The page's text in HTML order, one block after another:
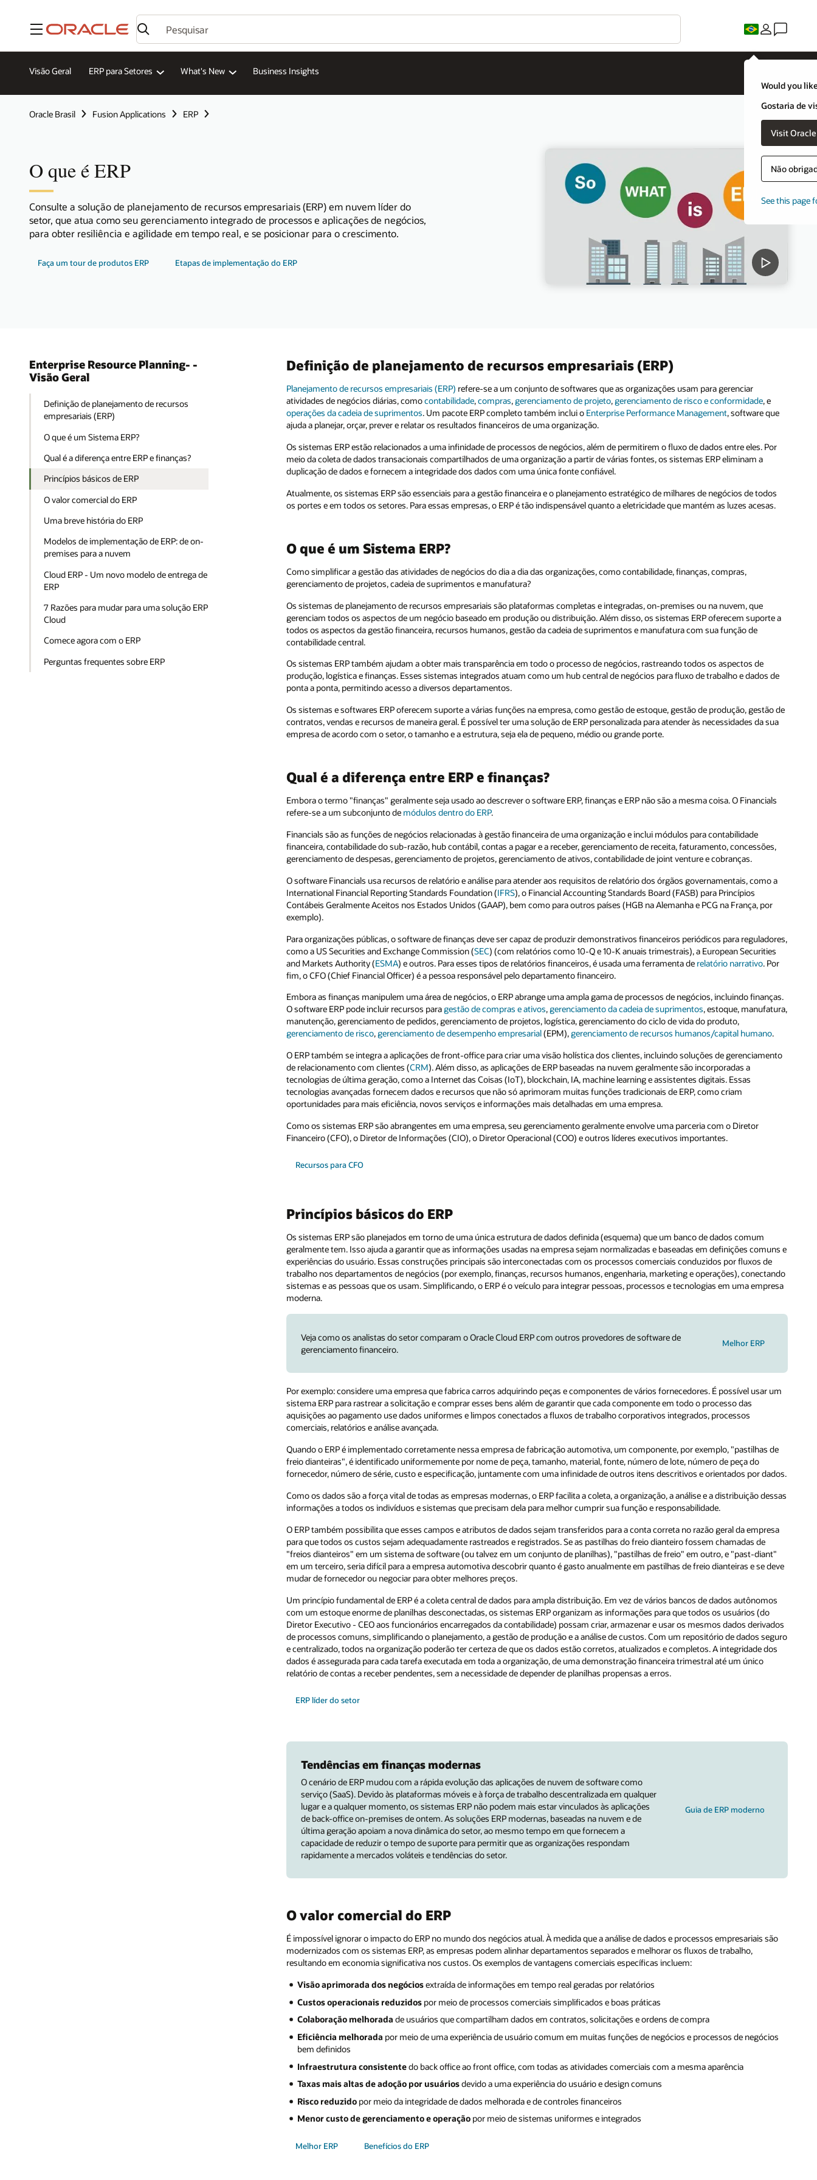
Menu
Would you
Gostaria de
Visit
Não
See this page
Visão Geral ERP para Setores What's New Business Insights
Oracle Brasil Fusion Applications ERP
O que é ERP
Consulte a solução de planejamento de recursos empresariais (ERP) em nuvem líder do
setor, que atua como seu gerenciamento integrado de processos e aplicações de negócios,
para obter resiliência e agilidade em tempo real, e se posicionar para o crescimento.
Faça um tour de produtos ERP Etapas de implementação do ERP
Enterprise Resource Planning- -
Visão Geral
Definição de planejamento de recursos
empresariais (ERP)
O que é um Sistema ERP?
Qual é a diferença entre ERP e finanças?
Princípios básicos de ERP
O valor comercial do ERP
Uma breve história do ERP
Modelos de implementação de ERP: de on-
premises para a nuvem
Cloud ERP - Um novo modelo de entrega de
ERP
7 Razões para mudar para uma solução ERP
Cloud
Comece agora com o ERP
Perguntas frequentes sobre ERP
Definição de planejamento de recursos empresariais (ERP)
Planejamento de recursos empresariais (ERP) refere-se a um conjunto de softwares que as organizações usam para gerenciar
atividades de negócios diárias, comocontabilidade,compras,gerenciamento de projeto,gerenciamento de risco e conformidade, e
operações da cadeia de suprimentos. Um pacote ERP completo também inclui o Enterprise Performance Management, software que
ajuda a planejar, orçar, prever e relatar os resultados financeiros de uma organização.
Os sistemas ERP estão relacionados a uma infinidade de processos de negócios, além de permitirem o fluxo de dados entre eles. Por
meio da coleta de dados transacionais compartilhados de uma organização a partir de várias fontes, os sistemas ERP eliminam a
duplicação de dados e fornecem a integridade dos dados com uma única fonte confiável.
Atualmente, os sistemas ERP são essenciais para a gestão financeira e o planejamento estratégico de milhares de negócios de todos
os portes e em todos os setores. Para essas empresas, o ERP é tão indispensável quanto a eletricidade que mantém as luzes acesas.
O que é um Sistema ERP?
Como simplificar a gestão das atividades de negócios do dia a dia das organizações, como contabilidade, finanças, compras,
gerenciamento de projetos, cadeia de suprimentos e manufatura?
Os sistemas de planejamento de recursos empresariais são plataformas completas e integradas, on-premises ou na nuvem, que
gerenciam todos os aspectos de um negócio baseado em produção ou distribuição. Além disso, os sistemas ERP oferecem suporte a
todos os aspectos da gestão financeira, recursos humanos, gestão da cadeia de suprimentos e manufatura com sua função de
contabilidade central.
Os sistemas ERP também ajudam a obter mais transparência em todo o processo de negócios, rastreando todos os aspectos de
produção, logística e finanças. Esses sistemas integrados atuam como um hub central de negócios para fluxo de trabalho e dados de
ponta a ponta, permitindo acesso a diversos departamentos.
Os sistemas e softwares ERP oferecem suporte a várias funções na empresa, como gestão de estoque, gestão de produção, gestão de
contratos, vendas e recursos de maneira geral. É possível ter uma solução de ERP personalizada para atender às necessidades da sua
empresa de acordo com o setor, o tamanho e a estrutura, seja ela de pequeno, médio ou grande porte.
Qual é a diferença entre ERP e finanças?
Embora o termo "finanças" geralmente seja usado ao descrever o software ERP, finanças e ERP não são a mesma coisa. O Financials
refere-se a um subconjunto de módulos dentro do ERP.
Financials são as funções de negócios relacionadas à gestão financeira de uma organização e inclui módulos para contabilidade
financeira, contabilidade do sub-razão, hub contábil, contas a pagar e a receber, gerenciamento de receita, faturamento, concessões,
gerenciamento de despesas, gerenciamento de projetos, gerenciamento de ativos, contabilidade de joint venture e cobranças.
O software Financials usa recursos de relatório e análise para atender aos requisitos de relatório dos órgãos governamentais, como a
International Financial Reporting Standards Foundation (IFRS), o Financial Accounting Standards Board (FASB) para Princípios
Contábeis Geralmente Aceitos nos Estados Unidos (GAAP), bem como para outros países (HGB na Alemanha e PCG na França, por
exemplo).
Para organizações públicas, o software de finanças deve ser capaz de produzir demonstrativos financeiros periódicos para reguladores,
como a US Securities and Exchange Commission (SEC) (com relatórios como 10-Q e 10-K anuais trimestrais), a European Securities
and Markets Authority (ESMA) e outros. Para esses tipos de relatórios financeiros, é usada uma ferramenta de relatório narrativo. Por
fim, o CFO (Chief Financial Officer) é a pessoa responsável pelo departamento financeiro.
Embora as finanças manipulem uma área de negócios, o ERP abrange uma ampla gama de processos de negócios, incluindo finanças.
O software ERP pode incluir recursos paragestão de compras e ativos,gerenciamento da cadeia de suprimentos, estoque, manufatura,
manutenção, gerenciamento de pedidos, gerenciamento de projetos, logística, gerenciamento do ciclo de vida do produto,
gerenciamento de risco,gerenciamento de desempenho empresarial(EPM),gerenciamento de recursos humanos/capital humano.
O ERP também se integra a aplicações de front-office para criar uma visão holística dos clientes, incluindo soluções de gerenciamento
de relacionamento com clientes (CRM). Além disso, as aplicações de ERP baseadas na nuvem geralmente são incorporadas a
tecnologias de última geração, como a Internet das Coisas (IoT), blockchain, IA, machine learning e assistentes digitais. Essas
tecnologias avançadas fornecem dados e recursos que não só aprimoram muitas funções tradicionais de ERP, como criam
oportunidades para mais eficiência, novos serviços e informações mais detalhadas em uma empresa.
Como os sistemas ERP são abrangentes em uma empresa, seu gerenciamento geralmente envolve uma parceria com o Diretor
Financeiro (CFO), o Diretor de Informações (CIO), o Diretor Operacional (COO) e outros líderes executivos importantes.
Recursos para CFO
Princípios básicos do ERP
Os sistemas ERP são planejados em torno de uma única estrutura de dados definida (esquema) que um banco de dados comum
geralmente tem. Isso ajuda a garantir que as informações usadas na empresa sejam normalizadas e baseadas em definições comuns e
experiências do usuário. Essas construções principais são interconectadas com os processos comerciais conduzidos por fluxos de
trabalho nos departamentos de negócios (por exemplo, finanças, recursos humanos, engenharia, marketing e operações), conectando
sistemas e as pessoas que os usam. Simplificando, o ERP é o veículo para integrar pessoas, processos e tecnologias em uma empresa
moderna.
Veja como os analistas do setor comparam o Oracle Cloud ERP com outros provedores de software de
gerenciamento financeiro.
Melhor ERP
Por exemplo: considere uma empresa que fabrica carros adquirindo peças e componentes de vários fornecedores. É possível usar um
sistema ERP para rastrear a solicitação e comprar esses bens além de garantir que cada componente em todo o processo das
aquisições ao pagamento use dados uniformes e limpos conectados a fluxos de trabalho corporativos integrados, processos
comerciais, relatórios e análise avançada.
Quando o ERP é implementado corretamente nessa empresa de fabricação automotiva, um componente, por exemplo, "pastilhas de
freio dianteiras", é identificado uniformemente por nome de peça, tamanho, material, fonte, número de lote, número de peça do
fornecedor, número de série, custo e especificação, juntamente com uma infinidade de outros itens descritivos e orientados por dados.
Como os dados são a força vital de todas as empresas modernas, o ERP facilita a coleta, a organização, a análise e a distribuição dessas
informações a todos os indivíduos e sistemas que precisam dela para melhor cumprir sua função e responsabilidade.
O ERP também possibilita que esses campos e atributos de dados sejam transferidos para a conta correta no razão geral da empresa
para que todos os custos sejam adequadamente rastreados e registrados. Se as pastilhas do freio dianteiro fossem chamadas de
"freios dianteiros" em um sistema de software (ou talvez em um conjunto de planilhas), "pastilhas de freio" em outro, e "past-diant"
em um terceiro, seria difícil para a empresa automotiva descobrir quanto é gasto anualmente em pastilhas de freio dianteiras e se deve
mudar de fornecedor ou negociar para obter melhores preços.
Um princípio fundamental de ERP é a coleta central de dados para ampla distribuição. Em vez de vários bancos de dados autônomos
com um estoque enorme de planilhas desconectadas, os sistemas ERP organizam as informações para que todos os usuários (do
Diretor Executivo - CEO aos funcionários encarregados da contabilidade) possam criar, armazenar e usar os mesmos dados derivados
de processos comuns, simplificando o planejamento, a gestão de produção e a análise de custos. Com um repositório de dados seguro
e centralizado, todos na organização poderão ter certeza de que os dados estão corretos, atualizados e completos. A integridade dos
dados é assegurada para cada tarefa executada em toda a organização, de uma demonstração financeira trimestral até um único
relatório de contas a receber pendentes, sem a necessidade de depender de planilhas propensas a erros.
ERP líder do setor
Tendências em finanças modernas
O cenário de ERP mudou com a rápida evolução das aplicações de nuvem de software como
serviço (SaaS). Devido às plataformas móveis e à força de trabalho descentralizada em qualquer
lugar e a qualquer momento, os sistemas ERP não podem mais estar vinculados às aplicações
de back-office on-premises de ontem. As soluções ERP modernas, baseadas na nuvem e de
última geração apoiam a nova dinâmica do setor, ao mesmo tempo em que fornecem a
capacidade de reduzir o tempo de suporte para permitir que as organizações respondam
rapidamente a mercados voláteis e tendências do setor.
Guia de ERP moderno
O valor comercial do ERP
É impossível ignorar o impacto do ERP no mundo dos negócios atual. À medida que a análise de dados e processos empresariais são
modernizados com os sistemas ERP, as empresas podem alinhar departamentos separados e melhorar os fluxos de trabalho,
resultando em economia significativa nos custos. Os exemplos de vantagens comerciais específicas incluem:
Visão aprimorada dos negóciosextraída de informações em tempo real geradas por relatórios
Custos operacionais reduzidos por meio de processos comerciais simplificados e boas práticas
Colaboração melhorada de usuários que compartilham dados em contratos, solicitações e ordens de compra
Eficiência melhorada por meio de uma experiência de usuário comum em muitas funções de negócios e processos de negócios
bem definidos
Infraestrutura consistentedo back office ao front office, com todas as atividades comerciais com a mesma aparência
Taxas mais altas de adoção por usuáriosdevido a uma experiência do usuário e design comuns
Risco reduzido por meio da integridade de dados melhorada e de controles financeiros
Menor custo de gerenciamento e operação por meio de sistemas uniformes e integrados
Melhor ERP Benefícios do ERP